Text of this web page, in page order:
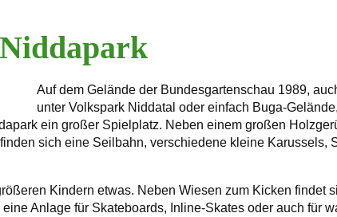
Auf dem Gelände der Bundesgartenschau 1989,
unter Volkspark Niddatal oder einfach Buga-
ein großer Spielplatz. Neben einem großen
sich eine Seilbahn, verschiedene kleine Karussels,
Kindern etwas. Neben Wiesen zum Kicken findet
Anlage für Skateboards, Inline-Skates oder auch für